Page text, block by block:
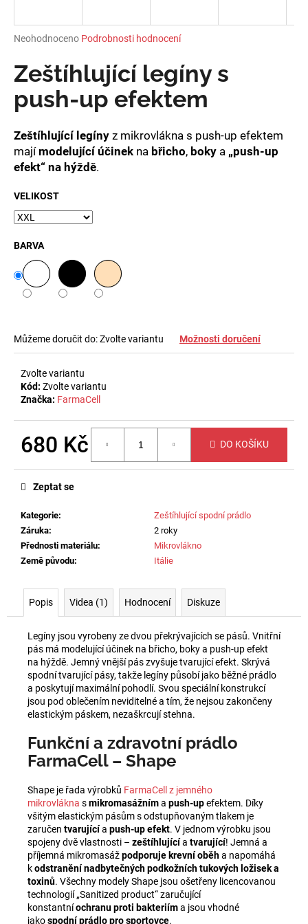
Průměrné
produktu
je
hvězdiček.
Neohodnoceno Podrobnosti hodnocení
Zeštíhlující legíny s
push-up efektem
Zeštíhlující legíny z mikrovlákna s push-up efektem
mají modelující účinek na břicho, boky a „push-up
efekt“ na hýždě.
VELIKOST
BARVA
Můžeme doručit do:Zvolte variantu Možnosti doručení
Zvolte variantu
Kód: Zvolte variantu
Značka: FarmaCell
680 Kč DO KOŠÍKU
Kategorie:
Zeštíhlující spodní prádlo
Záruka:
2 roky
Přednosti materiálu:
Mikrovlákno
Země původu: Itálie
Zeptat se
Popis Videa (1) Hodnocení Diskuze
Legíny jsou vyrobeny ze dvou překrývajících se pásů. Vnitřní
pás má modelující účinek na břicho, boky a push-up efekt
na hýždě. Jemný vnější pás zvyšuje tvarující efekt. Skrývá
spodní tvarující pásy, takže legíny působí jako běžné prádlo
a poskytují maximální pohodlí. Svou speciální konstrukcí
jsou pod oblečením neviditelné a tím, že nejsou zakončeny
elastickým páskem, nezaškrcují stehna.
Funkční a zdravotní prádlo
FarmaCell – Shape
Shape je řada výrobků FarmaCell z jemného
mikrovlákna smikromasážníma push-upefektem. Díky
všitým elastickým pásům s odstupňovaným tlakem je
zaručen tvarujícía push-up efekt. V jednom výrobku jsou
spojeny dvě vlastnosti – zeštíhlujícía tvarující! Jemná a
příjemná mikromasážpodporuje krevní oběha napomáhá
kodstranění nadbytečných podkožních tukových ložisek a
toxinů. Všechny modely Shape jsou ošetřeny licencovanou
technologií „Sanitized product“ zaručující
konstantníochranuproti bakteriíma jsou vhodné
jakospodní prádlopro sportovce.
j
t
D
p
r
j
e
m
e
ZEŠTÍHLUJÍCÍ
PÁS
BŘICHO
MIKROVLÁKNA
550
Kč